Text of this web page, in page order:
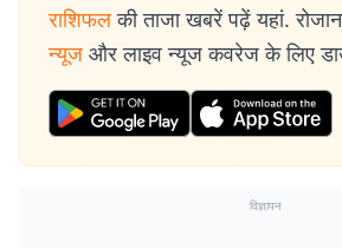
राशिफल की ताजा खबरें पढ़ें यहां.
न्यूज और लाइव न्यूज कवरेज के लिए
विज्ञापन